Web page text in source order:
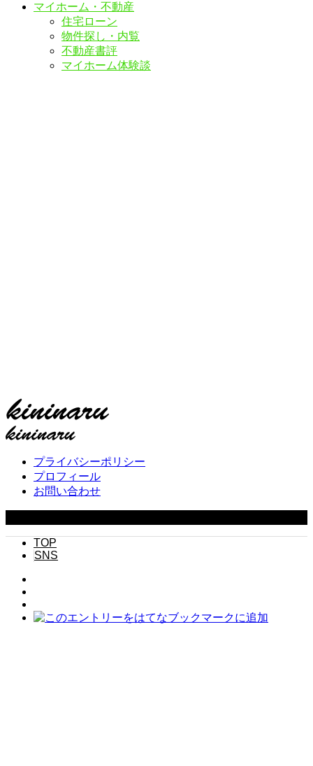
マイホーム・不動産
住宅ローン
物件探し・内覧
不動産書評
マイホーム体験談
プライバシーポリシー
プロフィール
お問い合わせ
TOP
SNS